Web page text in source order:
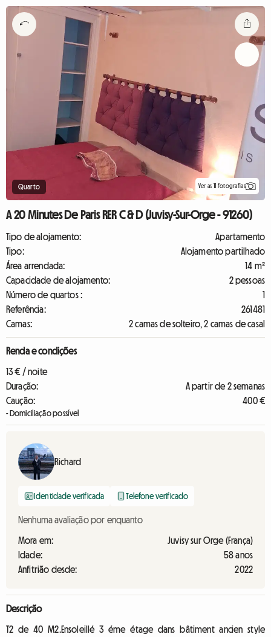
Quarto Ver as 11 fotografias
A 20 Minutes De Paris RER C & D (Juvisy-Sur-Orge - 91260)
Tipo de alojamento:
Apartamento
Tipo:
Alojamento partilhado
Área arrendada:
14 m²
Capacidade de alojamento:
2 pessoas
Número de quartos :
1
Referência:
261481
Camas:
2 camas de solteiro, 2 camas de casal
Renda e condições
13 € / noite
Duração:
A partir de 2 semanas
Caução:
400 €
- Domiciliação possível
Richard
Identidade verificada Telefone verificado
Nenhuma avaliação por enquanto
Mora em:
Juvisy sur Orge (França)
Idade:
58 anos
Anfitrião desde:
2022
Descrição
T2 de 40 M2.Ensoleillé 3 éme étage dans bâtiment ancien style